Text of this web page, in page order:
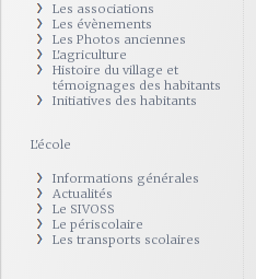
Les associations
Les évènements
Les Photos anciennes
L'agriculture
Histoire du village et
témoignages des habitants
Initiatives des habitants
L'école
Informations générales
Actualités
Le SIVOSS
Le périscolaire
Les transports scolaires